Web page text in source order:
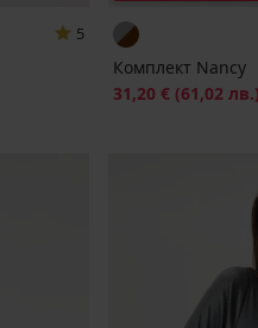
5
Комплект Nancy
Намаление
31,20 € (61,02 лв.)